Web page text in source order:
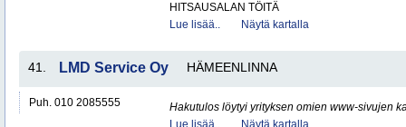
HITSAUSALAN TÖITÄ
Lue lisää..
Näytä kartalla
41. LMD Service Oy HÄMEENLINNA
Puh. 010 2085555
Hakutulos löytyi yrityksen omien www-sivujen
Lue lisää..
Näytä kartalla